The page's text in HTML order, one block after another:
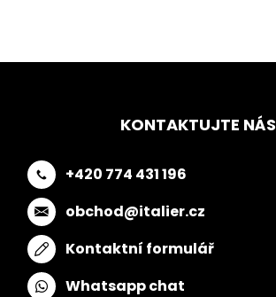
KONTAKTUJTE NÁS
+420 774 431 196
obchod@italier.cz
Kontaktní formulář
Whatsapp chat